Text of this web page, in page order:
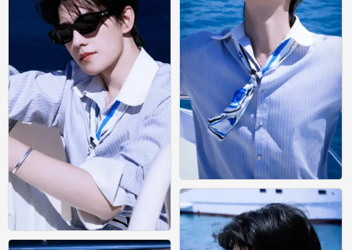
杨洋壁纸｜海边明媚少年氛围感
0
杨洋壁纸｜海边明媚少年氛围感